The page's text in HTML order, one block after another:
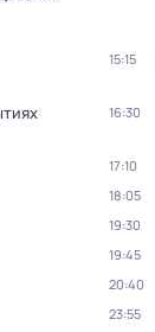
15:15
16:30
17:10
18:05
19:30
19:45
20:40
23:55